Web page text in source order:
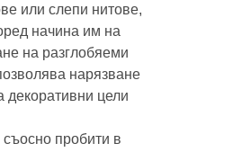
или слепи нитове,
начина им на
на разглобяеми
нарязване
декоративни цели
пробити в